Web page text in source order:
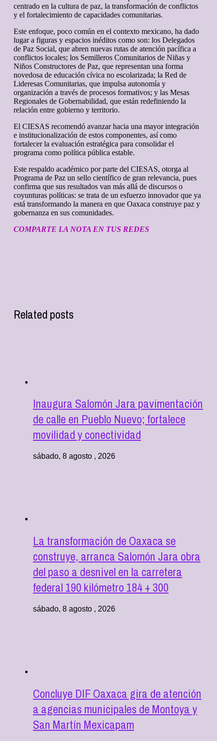
centrado en la cultura de paz, la transformación de conflictos
y el fortalecimiento de capacidades comunitarias.
Este enfoque, poco común en el contexto mexicano, ha dado
lugar a figuras y espacios inéditos como son: los Delegados
de Paz Social, que abren nuevas rutas de atención pacífica a
conflictos locales; los Semilleros Comunitarios de Niñas y
Niños Constructores de Paz, que representan una forma
novedosa de educación cívica no escolarizada; la Red de
Lideresas Comunitarias, que impulsa autonomía y
organización a través de procesos formativos; y las Mesas
Regionales de Gobernabilidad, que están redefiniendo la
relación entre gobierno y territorio.
El CIESAS recomendó avanzar hacia una mayor integración
e institucionalización de estos componentes, así como
fortalecer la evaluación estratégica para consolidar el
programa como política pública estable.
Este respaldo académico por parte del CIESAS, otorga al
Programa de Paz un sello científico de gran relevancia, pues
confirma que sus resultados van más allá de discursos o
coyunturas políticas: se trata de un esfuerzo innovador que ya
está transformando la manera en que Oaxaca construye paz y
gobernanza en sus comunidades.
COMPARTE LA NOTA EN TUS REDES
Related posts
Inaugura Salomón Jara pavimentación
de calle en Pueblo Nuevo; fortalece
movilidad y conectividad
sábado, 8 agosto , 2026
La transformación de Oaxaca se
construye, arranca Salomón Jara obra
del paso a desnivel en la carretera
federal 190 kilómetro 184 + 300
sábado, 8 agosto , 2026
Concluye DIF Oaxaca gira de atención
a agencias municipales de Montoya y
San Martín Mexicapam